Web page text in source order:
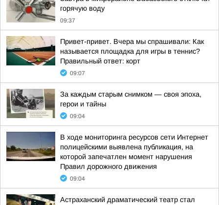
горячую воду
09:37
Привет-привет. Вчера мы спрашивали: Как
называется площадка для игры в теннис?
Правильный ответ: корт
09:07
За каждым старым снимком — своя эпоха,
герои и тайны
09:04
В ходе мониторинга ресурсов сети Интернет
полицейскими выявлена публикация, на
которой запечатлен момент нарушения
Правил дорожного движения
09:04
Астраханский драматический театр стал